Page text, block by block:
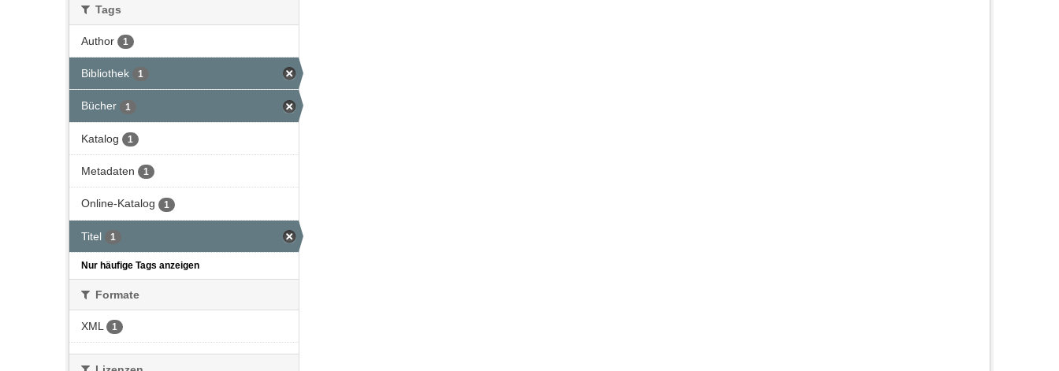
Tags
Author 1
Bibliothek 1
Bücher 1
Katalog 1
Metadaten 1
Online-Katalog 1
Titel 1
Nur häufige Tags anzeigen
Formate
XML 1